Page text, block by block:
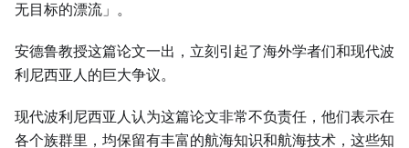
无目标的漂流」。
安德鲁教授这篇论文一出，立刻引起了海外学者们和现代波
利尼西亚人的巨大争议。
现代波利尼西亚人认为这篇论文非常不负责任，他们表示在
各个族群里，均保留有丰富的航海知识和航海技术，这些知